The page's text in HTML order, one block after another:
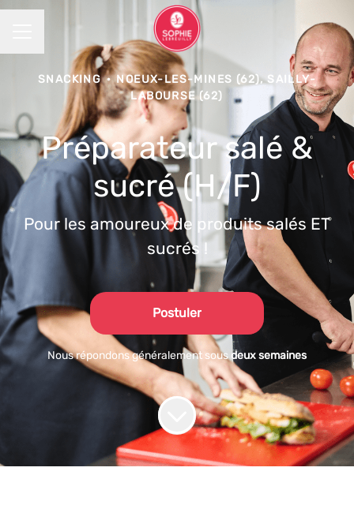
SNACKING · NOEUX-LES-MINES (62), SAILLY-
LABOURSE (62)
Préparateur salé &
sucré (H/F)
Pour les amoureux de produits salés ET
sucrés !
Postuler
Nous répondons généralement sousdeux semaines